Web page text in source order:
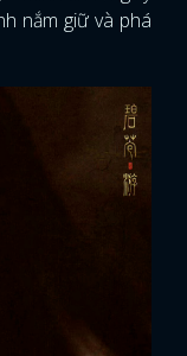
nắm giữ và phá